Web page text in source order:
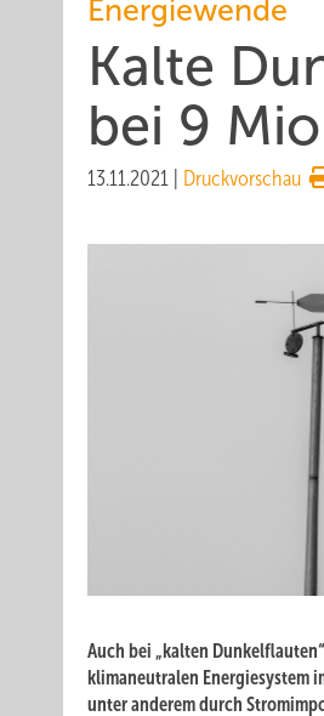
Energiewende
Kalte
bei 9
13.11.2021 Druckvorschau
Auch bei „kalten
klimaneutralen Energiesystem
unter anderem durch